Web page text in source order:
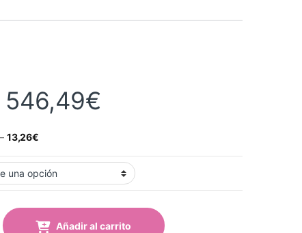
546,49€
– 13,26€
pro Light Diffuser 60% quantity
Añadir al carrito